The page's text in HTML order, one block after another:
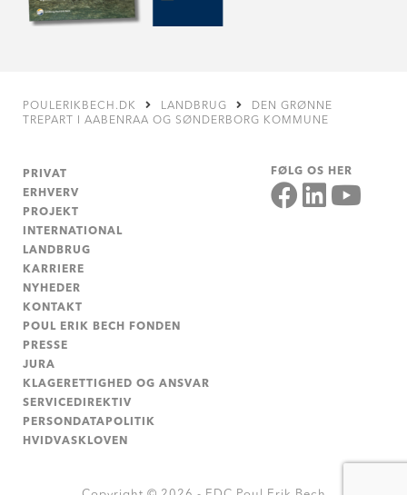
POULERIKBECH.DK LANDBRUG
DEN GRØNNE
TREPART I AABENRAA OG SØNDERBORG KOMMUNE
PRIVAT
ERHVERV
PROJEKT
INTERNATIONAL
LANDBRUG
KARRIERE
NYHEDER
KONTAKT
POUL ERIK BECH FONDEN
PRESSE
JURA
KLAGERETTIGHED OG ANSVAR
SERVICEDIREKTIV
PERSONDATAPOLITIK
HVIDVASKLOVEN
FØLG OS HER